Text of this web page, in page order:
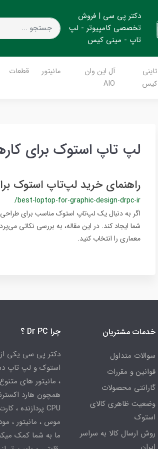
دکتر پی سی | فروش
تخصصی کامپیوتر - لپ
تاپ - مینی کیس
تاینی
کیس
آل این وان
AIO
مانیتور قطعات
لپ تاپ استوک برای
راهنمای خرید لپ‌تاپ استوک
/best-loptop-for-graphic-design-drpc-ir
اگر به دنبال یک لپ‌تاپ استوک مناسب برای
شما ایجاد کند. در این مقاله، به بررسی نکاتی
معماری را انتخاب کنید.
خدمات مشتریان
سوالات متداول
قوانین و مقررات
گارانتی محصولات
وضعیت ظاهری کالای
استوک
روش ارسال کالا به سراسر
چرا Dr PC ؟
دکتر پی سی یکی
موس ، مانیتور ،
ما به شما کمک